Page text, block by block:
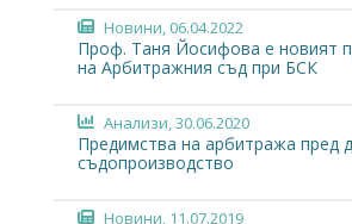
Новини, 06.04.2022
Проф. Таня Йосифова е новият
на Арбитражния съд при БСК
Анализи, 30.06.2020
Предимства на арбитража пред
съдопроизводство
Новини, 11.07.2019